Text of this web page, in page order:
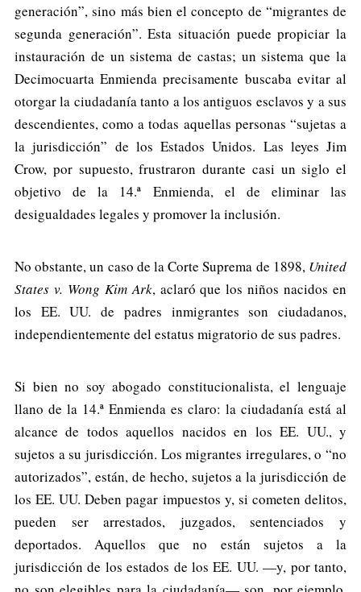
generación”, sino más bien el concepto de “migrantes de
segunda generación”. Esta situación puede propiciar la
instauración de un sistema de castas; un sistema que la
Decimocuarta Enmienda precisamente buscaba evitar al
otorgar la ciudadanía tanto a los antiguos esclavos y a sus
descendientes, como a todas aquellas personas “sujetas a
la jurisdicción” de los Estados Unidos. Las leyes Jim
Crow, por supuesto, frustraron durante casi un siglo el
objetivo de la 14.ª Enmienda, el de eliminar las
desigualdades legales y promover la inclusión.
No obstante, un caso de la Corte Suprema de 1898, United
States v. Wong Kim Ark, aclaró que los niños nacidos en
los EE. UU. de padres inmigrantes son ciudadanos,
independientemente del estatus migratorio de sus padres.
Si bien no soy abogado constitucionalista, el lenguaje
llano de la 14.ª Enmienda es claro: la ciudadanía está al
alcance de todos aquellos nacidos en los EE. UU., y
sujetos a su jurisdicción. Los migrantes irregulares, o “no
autorizados”, están, de hecho, sujetos a la jurisdicción de
los EE. UU. Deben pagar impuestos y, si cometen delitos,
pueden ser arrestados, juzgados, sentenciados y
deportados. Aquellos que no están sujetos a la
jurisdicción de los estados de los EE. UU. —y, por tanto,